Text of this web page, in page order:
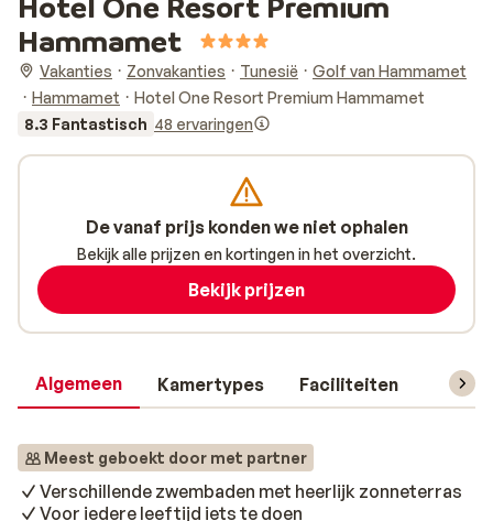
Hammamet
Vakanties Zonvakanties Tunesië
Golf van Hammamet
Hammamet
Hotel One Resort Premium Hammamet
8.3 Fantastisch 48 ervaringen
Algemeen Kamertypes Faciliteiten
Meest geboekt door met partner
Verschillende zwembaden met heerlijk zonneterras
Voor iedere leeftijd iets te doen
De vanaf prijs konden we niet ophalen
Bekijk alle prijzen en kortingen in het overzicht.
Bekijk prijzen